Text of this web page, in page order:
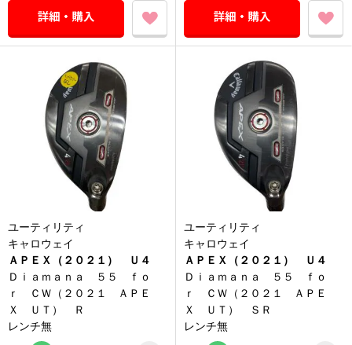
ユーティリティ
キャロウェイ
ＡＰＥＸ（２０２１） Ｕ４
Ｄｉａｍａｎａ ５５ ｆｏ
ｒ ＣＷ（２０２１ ＡＰＥ
Ｘ ＵＴ） Ｒ
レンチ無
ユーティリティ
キャロウェイ
ＡＰＥＸ（２０２１） Ｕ４
Ｄｉａｍａｎａ ５５ ｆｏ
ｒ ＣＷ（２０２１ ＡＰＥ
Ｘ ＵＴ） ＳＲ
レンチ無